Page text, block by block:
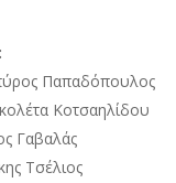
Παπαδόπουλος
Κοτσαηλίδου
Γαβαλάς
Τσέλιος